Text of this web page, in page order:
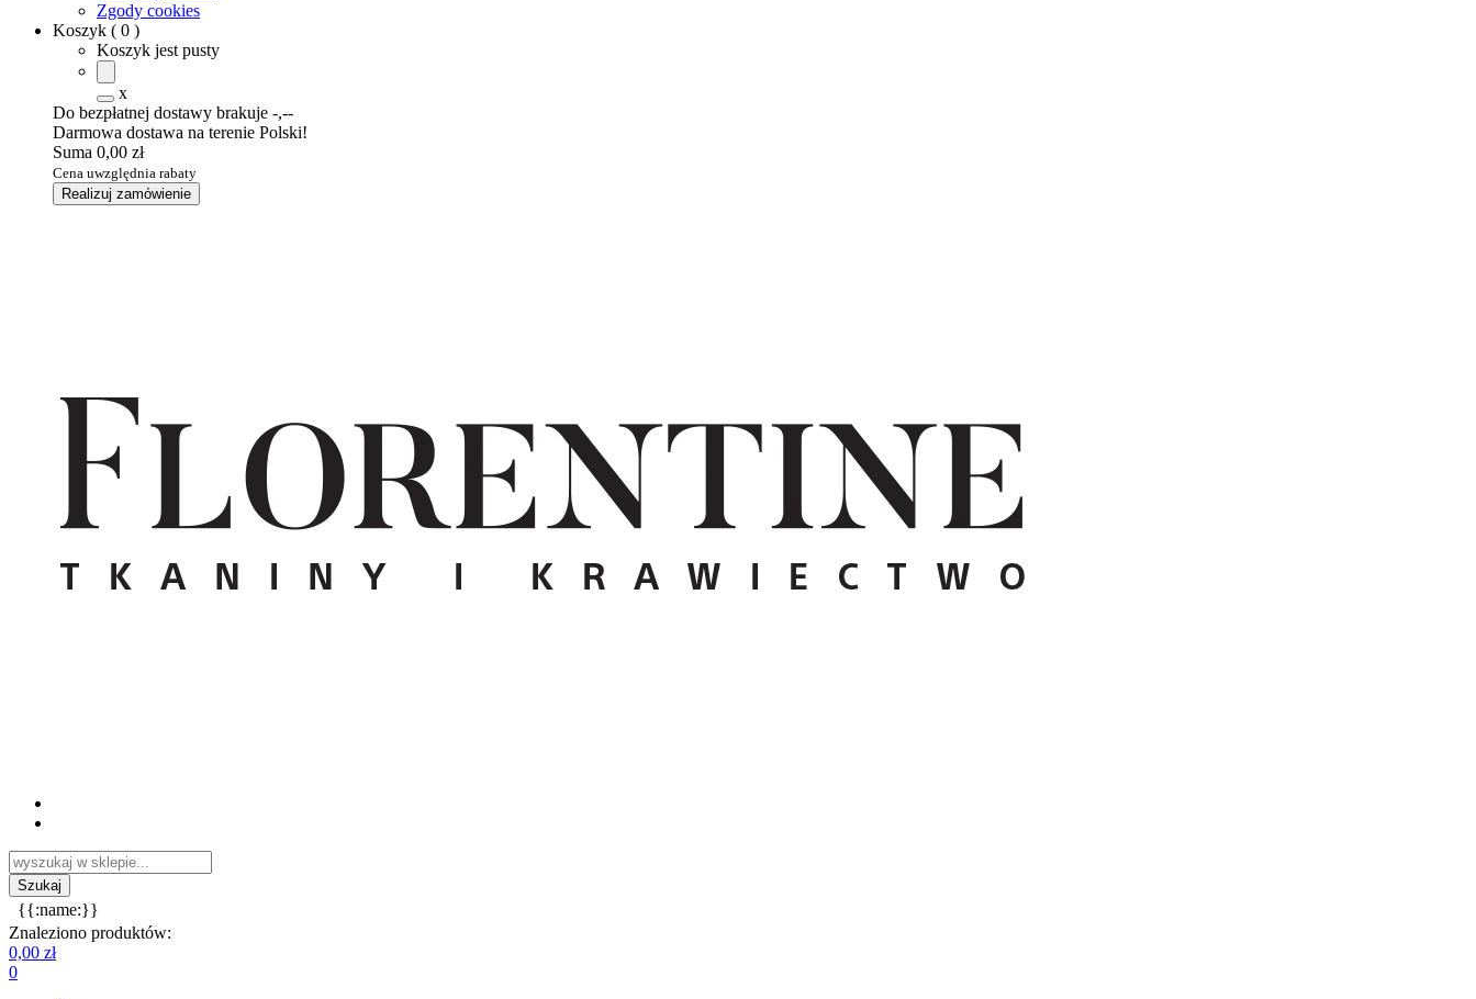
Zgody cookies
Koszyk ( 0 )
Koszyk jest pusty
x
Do bezpłatnej dostawy brakuje -,--
Darmowa dostawa na terenie Polski!
Suma 0,00 zł
Cena uwzględnia rabaty
Realizuj zamówienie
{{:name:}}
Znaleziono produktów:
0,00 zł
0